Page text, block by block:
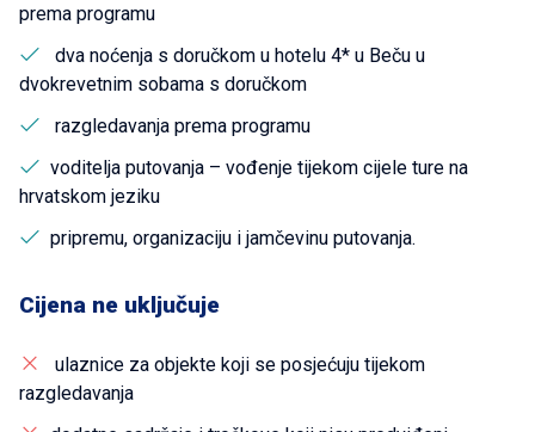
prema programu
dva noćenja s doručkom u hotelu 4* u Beču u
dvokrevetnim sobama s doručkom
razgledavanja prema programu
voditelja putovanja – vođenje tijekom cijele ture na
hrvatskom jeziku
pripremu, organizaciju i jamčevinu putovanja.
Cijena ne uključuje
ulaznice za objekte koji se posjećuju tijekom
razgledavanja